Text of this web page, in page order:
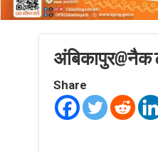
अंबिकापुर@नैक
Share